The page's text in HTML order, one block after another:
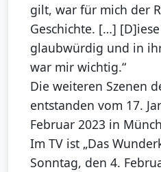
gilt, war für mich der
Geschichte. […]
glaubwürdig und in
war mir wichtig.“
Die weiteren Szenen
entstanden vom 17.
Februar 2023 in
Im TV ist „Das
Sonntag, den 4.